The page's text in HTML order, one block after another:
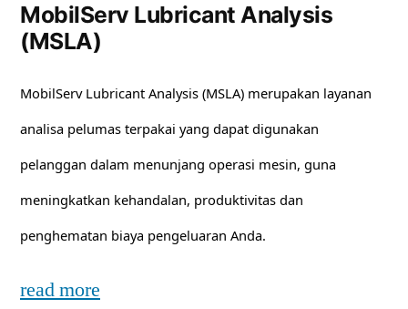
MobilServ Lubricant Analysis
(MSLA)
MobilServ Lubricant Analysis (MSLA) merupakan layanan
analisa pelumas terpakai yang dapat digunakan
pelanggan dalam menunjang operasi mesin, guna
meningkatkan kehandalan, produktivitas dan
penghematan biaya pengeluaran Anda.
read more